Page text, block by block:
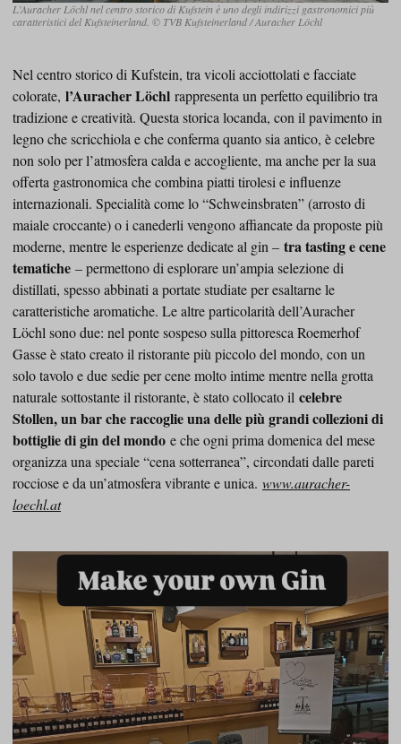
L’Auracher Löchl nel centro storico di Kufstein è uno degli indirizzi gastronomici più
caratteristici del Kufsteinerland. © TVB Kufsteinerland / Auracher Löchl
Nel centro storico di Kufstein, tra vicoli acciottolati e facciate
colorate, l’Auracher Löchl rappresenta un perfetto equilibrio tra
tradizione e creatività. Questa storica locanda, con il pavimento in
legno che scricchiola e che conferma quanto sia antico, è celebre
non solo per l’atmosfera calda e accogliente, ma anche per la sua
offerta gastronomica che combina piatti tirolesi e influenze
internazionali. Specialità come lo “Schweinsbraten” (arrosto di
maiale croccante) o i canederli vengono affiancate da proposte più
moderne, mentre le esperienze dedicate al gin – tra tasting e cene
tematiche – permettono di esplorare un’ampia selezione di
distillati, spesso abbinati a portate studiate per esaltarne le
caratteristiche aromatiche. Le altre particolarità dell’Auracher
Löchl sono due: nel ponte sospeso sulla pittoresca Roemerhof
Gasse è stato creato il ristorante più piccolo del mondo, con un
solo tavolo e due sedie per cene molto intime mentre nella grotta
naturale sottostante il ristorante, è stato collocato il celebre
Stollen, un bar che raccoglie una delle più grandi collezioni di
bottiglie di gin del mondo e che ogni prima domenica del mese
organizza una speciale “cena sotterranea”, circondati dalle pareti
rocciose e da un’atmosfera vibrante e unica. www.auracher-
loechl.at